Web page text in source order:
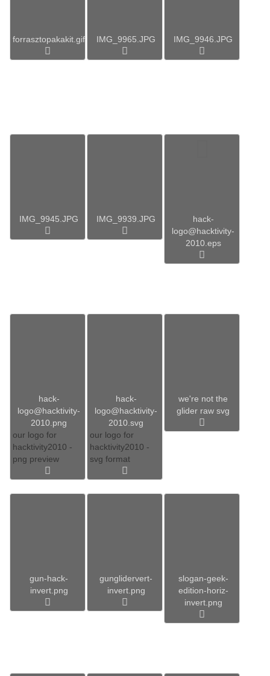
forrasztopakakit.gif IMG_9965.JPG IMG_9946.JPG
IMG_9945.JPG IMG_9939.JPG
hack-
logo@hacktivity-
2010.eps
hack-
logo@hacktivity-
2010.png
our logo for
hacktivity2010 -
png preview
hack-
logo@hacktivity-
2010.svg
our logo for
hacktivity2010 -
svg format
we're not the
glider raw svg
gun-hack-
invert.png
gunglidervert-
invert.png
slogan-geek-
edition-horiz-
invert.png